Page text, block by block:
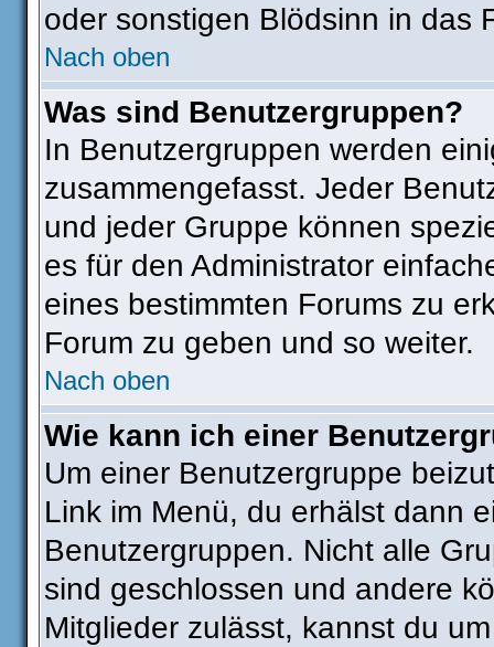
oder sonstigen Blödsinn in das
Nach oben
Was sind Benutzergruppen?
In Benutzergruppen werden
zusammengefasst. Jeder
und jeder Gruppe können
es für den Administrator
eines bestimmten Forums zu
Forum zu geben und so weiter.
Nach oben
Wie kann ich einer
Um einer Benutzergruppe
Link im Menü, du erhälst dann
Benutzergruppen. Nicht alle
sind geschlossen und andere
Mitglieder zulässt, kannst du